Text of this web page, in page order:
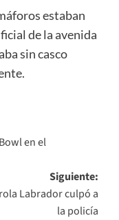
estaban
de la avenida
sin casco
en el
Siguiente:
Labrador culpó a
la policía